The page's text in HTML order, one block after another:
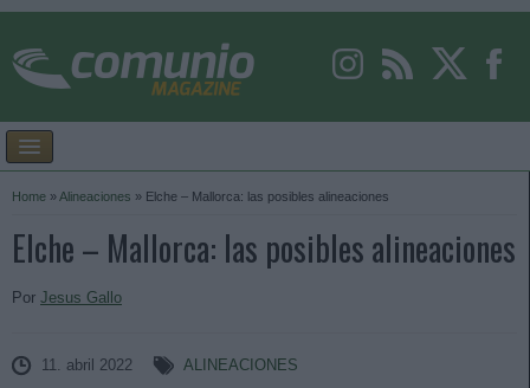
Home »Alineaciones » Elche – Mallorca: las posibles alineaciones
Elche – Mallorca: las posibles alineaciones
Por Jesus Gallo
11. abril 2022 ALINEACIONES